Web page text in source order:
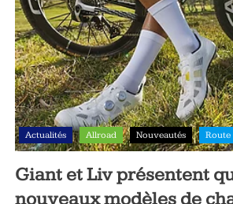
Actualités Allroad Nouveautés Route
Giant et Liv présentent
nouveaux modèles de